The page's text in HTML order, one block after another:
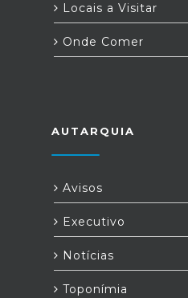
Locais a Visitar
Onde Comer
AUTARQUIA
Avisos
Executivo
Notícias
Toponímia